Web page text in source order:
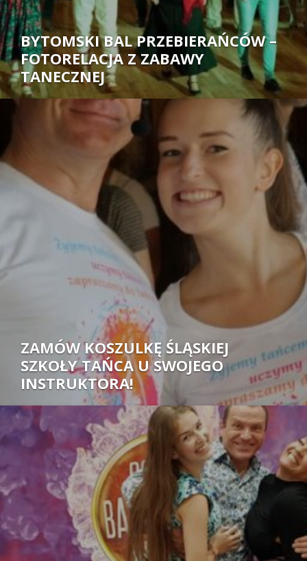
BYTOMSKI BAL PRZEBIERAŃCÓW –
FOTORELACJA Z ZABAWY
TANECZNEJ
ZAMÓW KOSZULKĘ ŚLĄSKIEJ
SZKOŁY TAŃCA U SWOJEGO
INSTRUKTORA!
Autor: